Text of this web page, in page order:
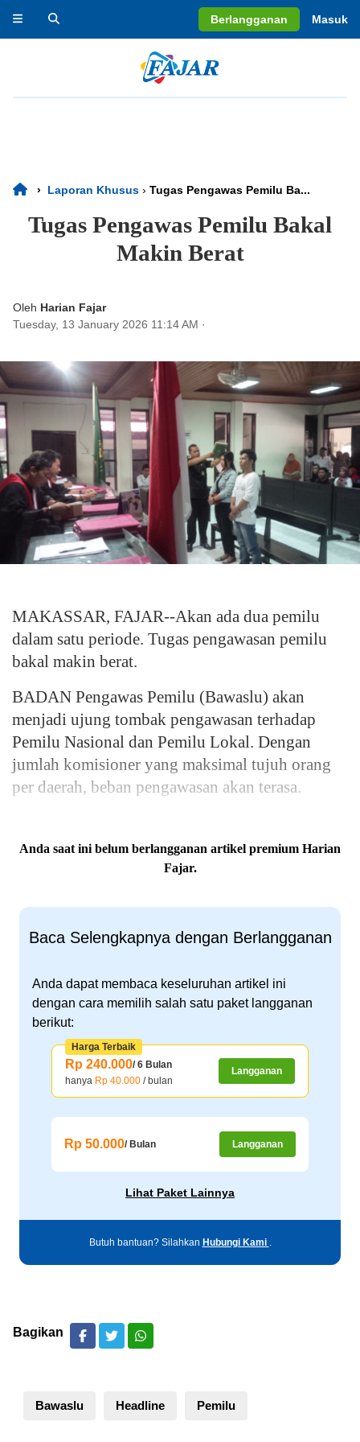
Berlangganan Masuk
› Laporan Khusus › Tugas Pengawas Pemilu Ba...
Tugas Pengawas Pemilu Bakal
Makin Berat
Oleh Harian Fajar
Tuesday, 13 January 2026 11:14 AM ·
MAKASSAR, FAJAR--Akan ada dua pemilu
dalam satu periode. Tugas pengawasan pemilu
bakal makin berat.
BADAN Pengawas Pemilu (Bawaslu) akan
menjadi ujung tombak pengawasan terhadap
Pemilu Nasional dan Pemilu Lokal. Dengan
jumlah komisioner yang maksimal tujuh orang
per daerah, beban pengawasan akan terasa.
Anda saat ini belum berlangganan artikel premium Harian
Fajar.
Baca Selengkapnya dengan Berlangganan
Anda dapat membaca keseluruhan artikel ini
dengan cara memilih salah satu paket langganan
berikut:
Rp 240.000/ 6 Bulan
hanya Rp 40.000 / bulan
Langganan
Harga Terbaik
Rp 50.000/ Bulan Langganan
Lihat Paket Lainnya
Butuh bantuan? Silahkan Hubungi Kami .
Bagikan
Bawaslu Headline Pemilu